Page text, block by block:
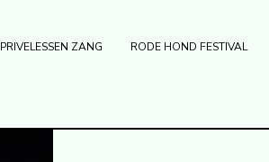
PRIVELESSEN ZANG RODE HOND FESTIVAL